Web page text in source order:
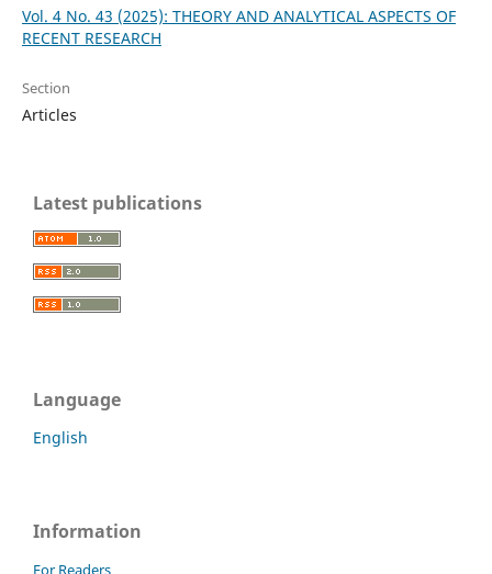
Vol. 4 No. 43 (2025): THEORY AND ANALYTICAL ASPECTS OF
RECENT RESEARCH
Section
Articles
Latest publications
Language
English
Information